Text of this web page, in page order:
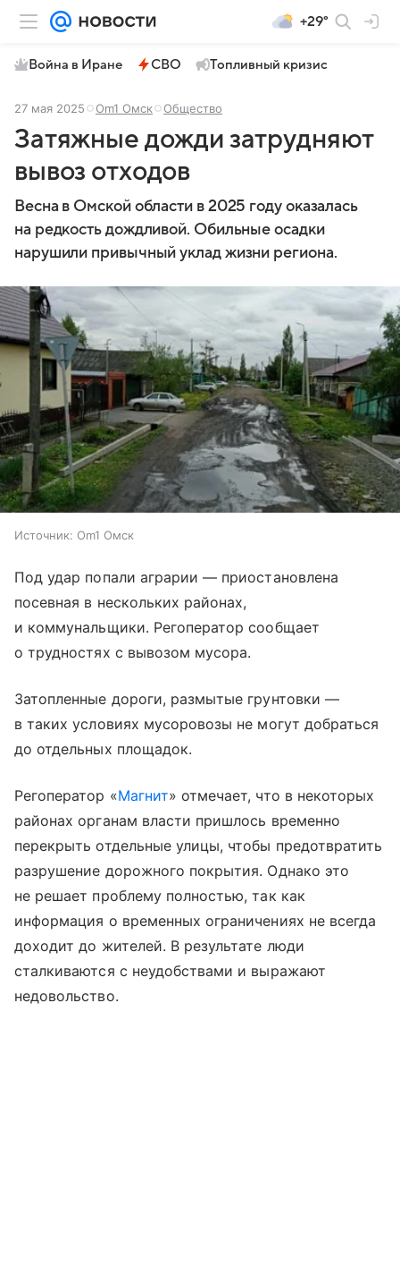
+29°
Война в Иране СВО Топливный кризис
27 мая 2025 Om1 Омск Общество
Затяжные дожди затрудняют
вывоз отходов
Весна в Омской области в 2025 году оказалась
на редкость дождливой. Обильные осадки
нарушили привычный уклад жизни региона.
Источник: Om1 Омск
Под удар попали аграрии — приостановлена
посевная в нескольких районах,
и коммунальщики. Регоператор сообщает
о трудностях с вывозом мусора.
Затопленные дороги, размытые грунтовки —
в таких условиях мусоровозы не могут добраться
до отдельных площадок.
Регоператор «Магнит» отмечает, что в некоторых
районах органам власти пришлось временно
перекрыть отдельные улицы, чтобы предотвратить
разрушение дорожного покрытия. Однако это
не решает проблему полностью, так как
информация о временных ограничениях не всегда
доходит до жителей. В результате люди
сталкиваются с неудобствами и выражают
недовольство.